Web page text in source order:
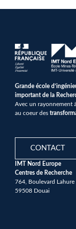
Grande école
important de la
Avec un rayonnement
au coeur des
CONTACT
IMT Nord Europe
Centres de Recherche
764, Boulevard Lahure
59508 Douai